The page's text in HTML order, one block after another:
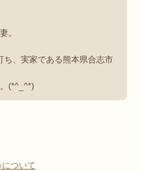
。
、実家である熊本県合志市
(*^_^*)
ついて